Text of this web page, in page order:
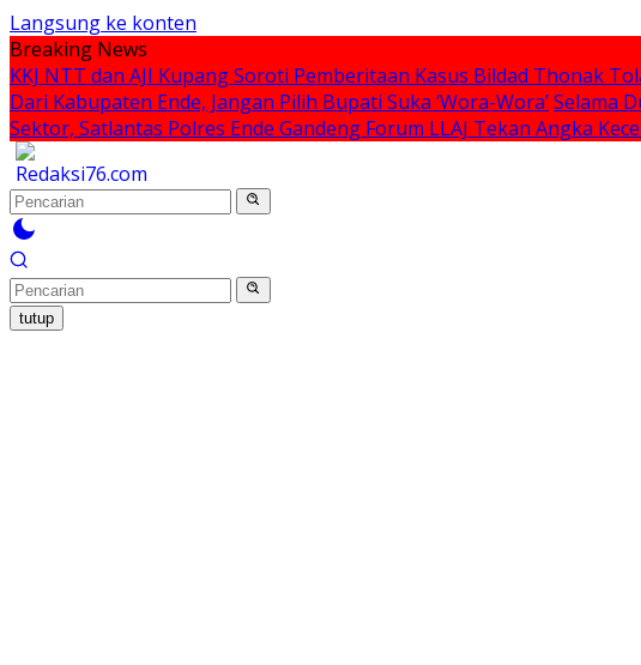
Langsung ke konten
Breaking News
KKJ NTT dan AJI Kupang Soroti Pemberitaan Kasus Bildad Thonak
Dari Kabupaten Ende, Jangan Pilih Bupati Suka ‘Wora-Wora’Selama
Sektor, Satlantas Polres Ende Gandeng Forum LLAJ Tekan Angka
tutup